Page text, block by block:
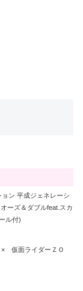
ョン 平成ジェネレーシ
ーズ＆ダブルfeat.スカ
ル付)
× 仮面ライダーＺＯ